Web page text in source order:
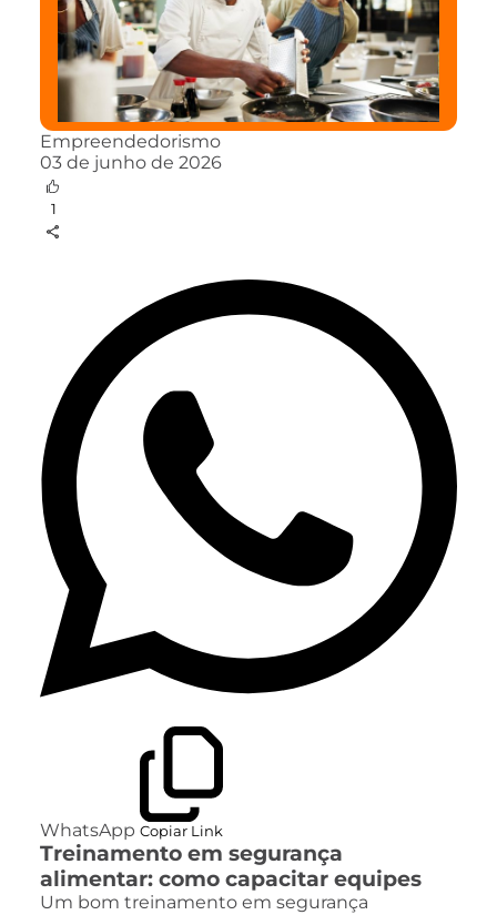
Empreendedorismo
03 de junho de 2026
1
WhatsApp Copiar Link
Treinamento em segurança
alimentar: como capacitar equipes
Um bom treinamento em segurança